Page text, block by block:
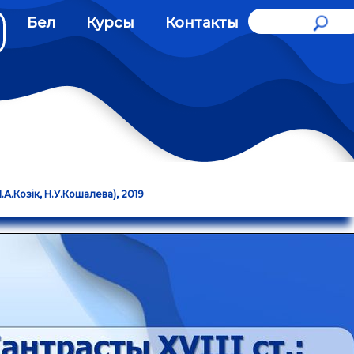
Бел Курсы Контакты
Н.У.Кошалева), 2019